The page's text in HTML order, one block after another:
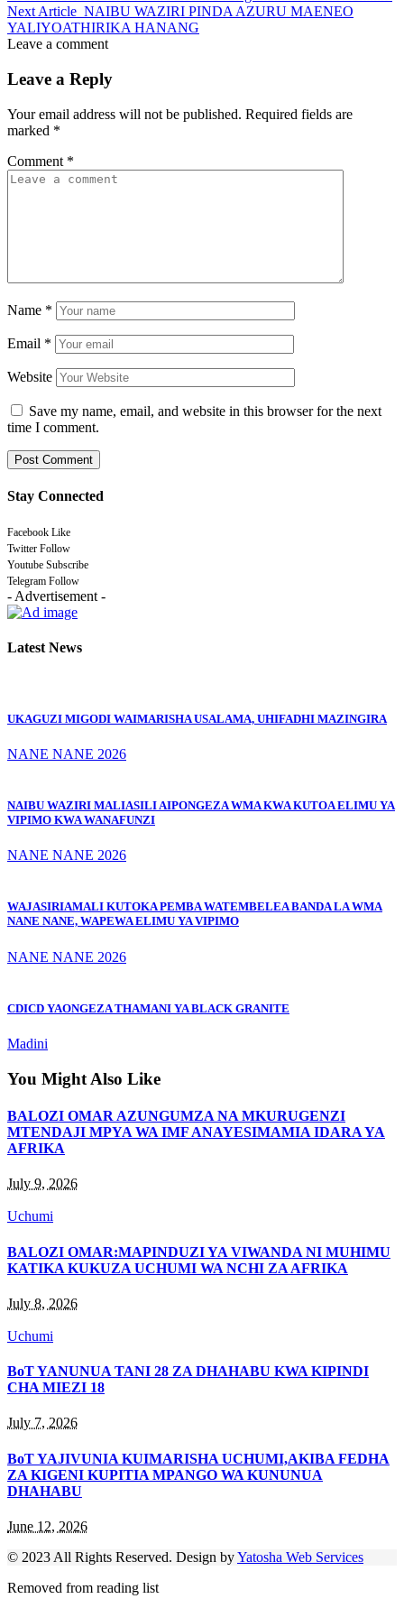
Next Article NAIBU WAZIRI PINDA AZURU MAENEO
YALIYOATHIRIKA HANANG
Leave a comment
Leave a Reply
Your email address will not be published. Required fields are
marked *
Comment *
Name *
Email *
Website
Save my name, email, and website in this browser for the next
time I comment.
Stay Connected
Facebook Like
Twitter Follow
Youtube Subscribe
Telegram Follow
- Advertisement -
Latest News
UKAGUZI MIGODI WAIMARISHA USALAMA, UHIFADHI MAZINGIRA
NANE NANE 2026
NAIBU WAZIRI MALIASILI AIPONGEZA WMA KWA KUTOA ELIMU YA
VIPIMO KWA WANAFUNZI
NANE NANE 2026
WAJASIRIAMALI KUTOKA PEMBA WATEMBELEA BANDA LA WMA
NANE NANE, WAPEWA ELIMU YA VIPIMO
NANE NANE 2026
CDICD YAONGEZA THAMANI YA BLACK GRANITE
Madini
You Might Also Like
BALOZI OMAR AZUNGUMZA NA MKURUGENZI
MTENDAJI MPYA WA IMF ANAYESIMAMIA IDARA YA
AFRIKA
July 9, 2026
Uchumi
BALOZI OMAR:MAPINDUZI YA VIWANDA NI MUHIMU
KATIKA KUKUZA UCHUMI WA NCHI ZA AFRIKA
July 8, 2026
Uchumi
BoT YANUNUA TANI 28 ZA DHAHABU KWA KIPINDI
CHA MIEZI 18
July 7, 2026
BoT YAJIVUNIA KUIMARISHA UCHUMI,AKIBA FEDHA
ZA KIGENI KUPITIA MPANGO WA KUNUNUA
DHAHABU
June 12, 2026
© 2023 All Rights Reserved. Design byYatosha Web Services
Removed from reading list